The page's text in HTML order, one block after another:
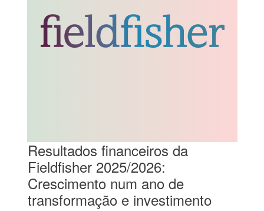
Resultados financeiros da
Fieldfisher 2025/2026:
Crescimento num ano de
transformação e investimento